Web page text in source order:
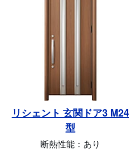
リシェント 玄関ドア3 M24
型
断熱性能：あり